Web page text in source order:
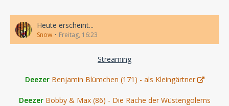
Heute erscheint...
Snow Freitag, 16:23
Streaming
Deezer Benjamin Blümchen (171) - als Kleingärtner
Deezer Bobby & Max (86) - Die Rache der Wüstengolems